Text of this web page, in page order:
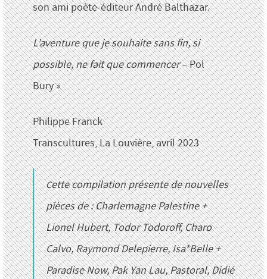
son ami poète-éditeur André Balthazar.
L’aventure que je souhaite sans fin, si
possible, ne fait que commencer– Pol
Bury »
Philippe Franck
Transcultures, La Louvière, avril 2023
Cette compilation présente de nouvelles
pièces de : Charlemagne Palestine +
Lionel Hubert, Todor Todoroff, Charo
Calvo, Raymond Delepierre, Isa*Belle +
Paradise Now, Pak Yan Lau, Pastoral, Didié